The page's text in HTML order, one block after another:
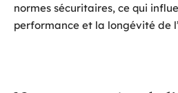
normes sécuritaires, ce qui
performance et la longévité de